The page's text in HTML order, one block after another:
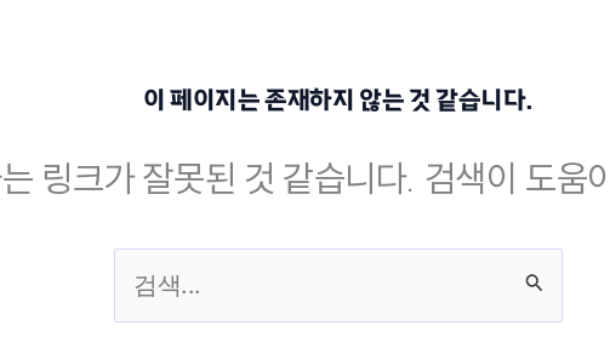
이 페이지는 존재하지 않는 것 같습니다.
링크가 잘못된 것 같습니다. 검색이 도움